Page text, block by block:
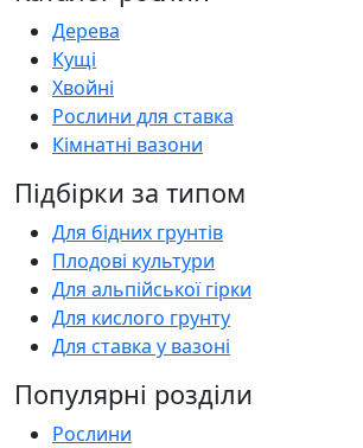
Дерева
Кущі
Хвойні
Рослини для ставка
Кімнатні вазони
Підбірки за типом
Для бідних грунтів
Плодові культури
Для альпійської гірки
Для кислого грунту
Для ставка у вазоні
Популярні розділи
Рослини